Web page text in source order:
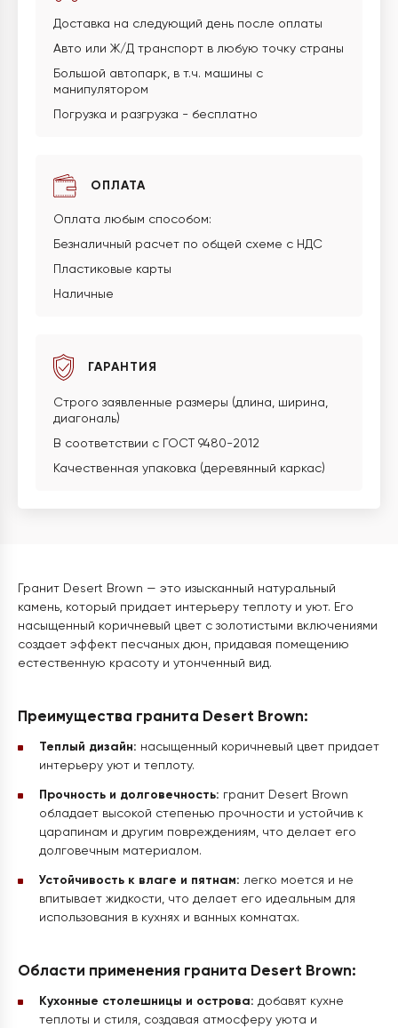
Доставка на следующий день после оплаты
Авто или Ж/Д транспорт в любую точку страны
Большой автопарк, в т.ч. машины с
манипулятором
Погрузка и разгрузка - бесплатно
ОПЛАТА
Оплата любым способом:
Безналичный расчет по общей схеме с НДС
Пластиковые карты
Наличные
ГАРАНТИЯ
Строго заявленные размеры (длина, ширина,
диагональ)
В соответствии с ГОСТ 9480-2012
Качественная упаковка (деревянный каркас)
Гранит Desert Brown — это изысканный натуральный
камень, который придает интерьеру теплоту и уют. Его
насыщенный коричневый цвет с золотистыми включениями
создает эффект песчаных дюн, придавая помещению
естественную красоту и утонченный вид.
Преимущества гранита Desert Brown:
Теплый дизайн: насыщенный коричневый цвет придает
интерьеру уют и теплоту.
Прочность и долговечность: гранит Desert Brown
обладает высокой степенью прочности и устойчив к
царапинам и другим повреждениям, что делает его
долговечным материалом.
Устойчивость к влаге и пятнам: легко моется и не
впитывает жидкости, что делает его идеальным для
использования в кухнях и ванных комнатах.
Области применения гранита Desert Brown:
Кухонные столешницы и острова: добавят кухне
теплоты и стиля, создавая атмосферу уюта и